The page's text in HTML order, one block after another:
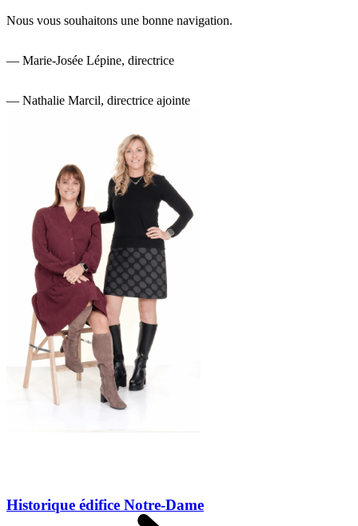
Nous vous souhaitons une bonne navigation.
— Marie-Josée Lépine, directrice
— Nathalie Marcil, directrice ajointe
Historique édifice Notre-Dame